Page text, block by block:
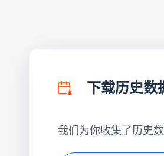
下载历史数
我们为你收集了历史